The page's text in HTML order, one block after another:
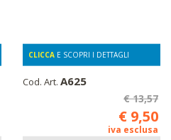
CLICCA E SCOPRI I DETTAGLI
Cod. Art. A625
€ 13,57
€ 9,50
iva esclusa